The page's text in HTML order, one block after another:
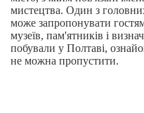
мистецтва. Один з
може запропонувати
музеїв, пам'ятників і
побували у Полтаві,
не можна пропустити.